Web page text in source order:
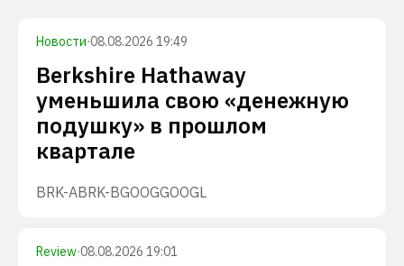
Новости·08.08.2026 19:49
Berkshire Hathaway
уменьшила свою «денежную
подушку» в прошлом
квартале
BRK-ABRK-BGOOGGOOGL
Review·08.08.2026 19:01